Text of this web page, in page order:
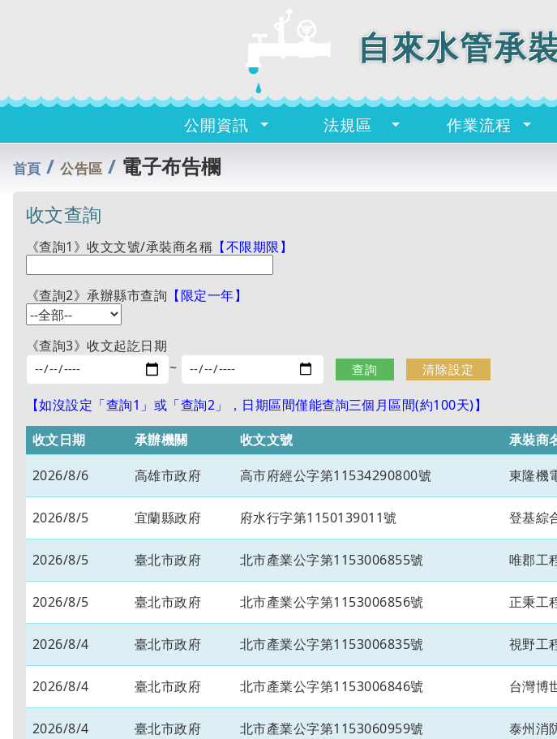
自來水管承
公開資訊 法規區 作業流程
首頁 /公告區 / 電子布告欄
收文查詢
《查詢1》收文文號/承裝商名稱 【不限期限】
《查詢2》承辦縣市查詢 【限定一年】
《查詢3》收文起訖日期
~
【如沒設定「查詢1」或「查詢2」，日期區間僅能查詢三個月區間(約100天)】
收文日期
承辦機關 收文文號 承裝商
2026/8/6
高雄市政府 高市府經公字第11534290800號 東隆機
2026/8/5 宜蘭縣政府 府水行字第1150139011號 登基綜
2026/8/5 臺北市政府 北市產業公字第1153006855號 唯郡工
2026/8/5 臺北市政府 北市產業公字第1153006856號 正秉工
2026/8/4 臺北市政府 北市產業公字第1153006835號 視野工
2026/8/4 臺北市政府 北市產業公字第1153006846號 台灣博
2026/8/4 臺北市政府 北市產業公字第1153060959號 泰州消